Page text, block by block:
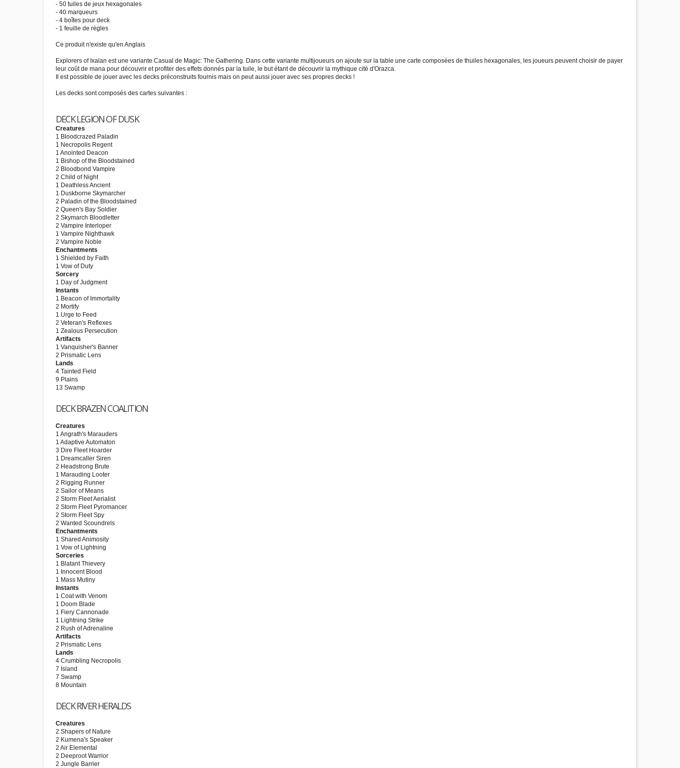
- 50 tuiles de jeux hexagonales
- 40 marqueurs
- 4 boîtes pour deck
- 1 feuille de règles
Ce produit n'existe qu'en Anglais
Explorers of Ixalan est une variante Casual de Magic: The Gathering. Dans cette variante multijoueurs on ajoute sur la table une carte composées de thuiles hexagonales, les joueurs peuvent choisir de payer
leur coût de mana pour découvrir et profiter des effets donnés par la tuile, le but étant de découvrir la mythique cité d'Orazca.
Il est possible de jouer avec les decks préconstruits fournis mais on peut aussi jouer avec ses propres decks !
Les decks sont composés des cartes suivantes :
DECK LEGION OF DUSK
Creatures
1 Bloodcrazed Paladin
1 Necropolis Regent
1 Anointed Deacon
1 Bishop of the Bloodstained
2 Bloodbond Vampire
2 Child of Night
1 Deathless Ancient
1 Duskborne Skymarcher
2 Paladin of the Bloodstained
2 Queen's Bay Soldier
2 Skymarch Bloodletter
2 Vampire Interloper
1 Vampire Nighthawk
2 Vampire Noble
Enchantments
1 Shielded by Faith
1 Vow of Duty
Sorcery
1 Day of Judgment
Instants
1 Beacon of Immortality
2 Mortify
1 Urge to Feed
2 Veteran's Reflexes
1 Zealous Persecution
Artifacts
1 Vanquisher's Banner
2 Prismatic Lens
Lands
4 Tainted Field
9 Plains
13 Swamp
DECK BRAZEN COALITION
Creatures
1 Angrath's Marauders
1 Adaptive Automaton
3 Dire Fleet Hoarder
1 Dreamcaller Siren
2 Headstrong Brute
1 Marauding Looter
2 Rigging Runner
2 Sailor of Means
2 Storm Fleet Aerialist
2 Storm Fleet Pyromancer
2 Storm Fleet Spy
2 Wanted Scoundrels
Enchantments
1 Shared Animosity
1 Vow of Lightning
Sorceries
1 Blatant Thievery
1 Innocent Blood
1 Mass Mutiny
Instants
1 Coat with Venom
1 Doom Blade
1 Fiery Cannonade
1 Lightning Strike
2 Rush of Adrenaline
Artifacts
2 Prismatic Lens
Lands
4 Crumbling Necropolis
7 Island
7 Swamp
8 Mountain
DECK RIVER HERALDS
Creatures
2 Shapers of Nature
2 Kumena's Speaker
2 Air Elemental
2 Deeproot Warrior
2 Jungle Barrier